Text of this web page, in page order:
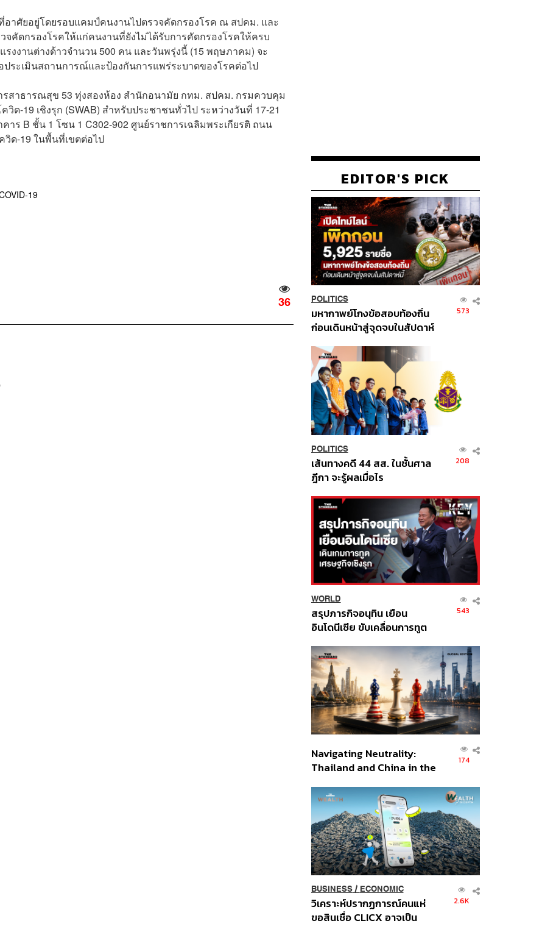
าศัยอยู่โดยรอบแคมป์คนงานไปตรวจคัดกรองโรค ณ สปคม. และ
คัดกรองโรคให้แก่คนงานที่ยังไม่ได้รับการคัดกรองโรคให้ครบ
งงานต่างด้าวจำนวน 500 คน และวันพรุ่งนี้ (15 พฤษภาคม) จะ
ประเมินสถานการณ์และป้องกันการแพร่ระบาดของโรคต่อไป
สาธารณสุข 53 ทุ่งสองห้อง สำนักอนามัย กทม. สปคม. กรมควบคุม
ด-19 เชิงรุก (SWAB) สำหรับประชาชนทั่วไป ระหว่างวันที่ 17-21
ร B ชั้น 1 โซน 1 C302-902 ศูนย์ราชการเฉลิมพระเกียรติ ถนน
วิด-19 ในพื้นที่เขตต่อไป
19
36
EDITOR'S PICK
POLITICS
มหากาพย์โกงข้อสอบท้องถิ่น
ก่อนเดินหน้าสู่จุดจบในสัปดาห์
573
POLITICS
เส้นทางคดี 44 สส. ในชั้นศาล
ฎีกา จะรู้ผลเมื่อไร
208
WORLD
สรุปภารกิจอนุทิน เยือน
อินโดนีเซีย ขับเคลื่อนการทูต
ส่วนยุทธศาสตร์ไทย –
อินโดนีเซีย
543
Navigating Neutrality:
Thailand and China in the
Order
174
BUSINESS/ ECONOMIC
วิเคราะห์ปรากฏการณ์คนแห่
ขอสินเชื่อ CLICX อาจเป็น
2.6K